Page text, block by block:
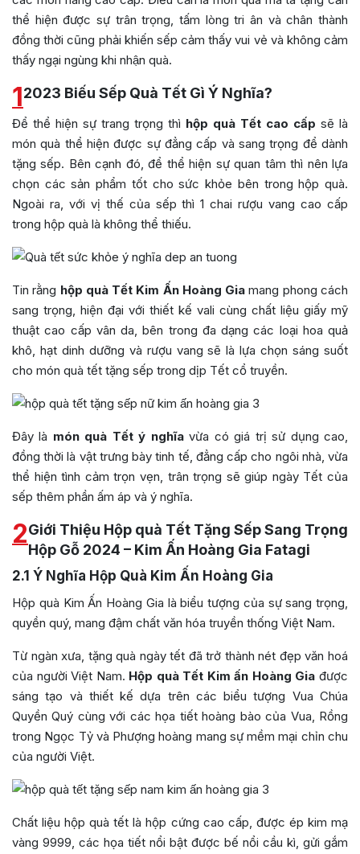
thể hiện được sự trân trọng, tấm lòng tri ân và chân thành
đồng thời cũng phải khiến sếp cảm thấy vui vẻ và không cảm
thấy ngại ngùng khi nhận quà.
12023 Biếu Sếp Quà Tết Gì Ý Nghĩa?
Để thể hiện sự trang trọng thì hộp quà Tết cao cấp sẽ là
món quà thể hiện được sự đẳng cấp và sang trọng để dành
tặng sếp. Bên cạnh đó, để thể hiện sự quan tâm thì nên lựa
chọn các sản phẩm tốt cho sức khỏe bên trong hộp quà.
Ngoài ra, với vị thế của sếp thì 1 chai rượu vang cao cấp
trong hộp quà là không thể thiếu.
Tin rằng hộp quà Tết Kim Ấn Hoàng Gia mang phong cách
sang trọng, hiện đại với thiết kế vali cùng chất liệu giấy mỹ
thuật cao cấp vân da, bên trong đa dạng các loại hoa quả
khô, hạt dinh dưỡng và rượu vang sẽ là lựa chọn sáng suốt
cho món quà tết tặng sếp trong dịp Tết cổ truyền.
Đây là món quà Tết ý nghĩavừa có giá trị sử dụng cao,
đồng thời là vật trưng bày tinh tế, đẳng cấp cho ngôi nhà, vừa
thể hiện tình cảm trọn vẹn, trân trọng sẽ giúp ngày Tết của
sếp thêm phần ấm áp và ý nghĩa.
2Giới Thiệu Hộp quà Tết Tặng Sếp Sang Trọng
Hộp Gỗ 2024 – Kim Ấn Hoàng Gia Fatagi
2.1 Ý Nghĩa Hộp Quà Kim Ấn Hoàng Gia
Hộp quà Kim Ấn Hoàng Gia là biểu tượng của sự sang trọng,
quyền quý, mang đậm chất văn hóa truyền thống Việt Nam.
Từ ngàn xưa, tặng quà ngày tết đã trở thành nét đẹp văn hoá
của người Việt Nam. Hộp quà Tết Kim ấn Hoàng Gia được
sáng tạo và thiết kế dựa trên các biểu tượng Vua Chúa
Quyền Quý cùng với các họa tiết hoàng bào của Vua, Rồng
trong Ngọc Tỷ và Phượng hoàng mang sự mềm mại chỉn chu
của người Việt.
Chất liệu hộp quà tết là hộp cứng cao cấp, được ép kim mạ
vàng 9999, các họa tiết nổi bật được bế nổi cầu kì, gửi gắm